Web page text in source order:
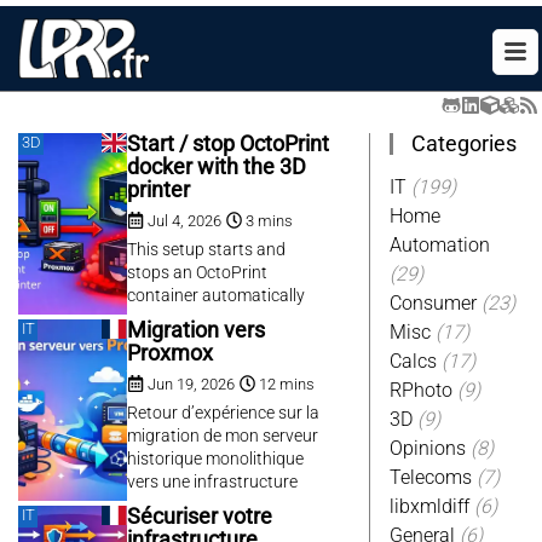
3D
Start / stop OctoPrint
docker with the 3D
printer
Jul 4, 2026 3 mins
This setup starts and
stops an OctoPrint
container automatically
when the 3D printer is
plugged in or unplugged. It
uses udev rules to detect
the USB device and a
Docker container named
octoprint.
IT
Migration vers
Proxmox
Jun 19, 2026 12 mins
Retour d’expérience sur la
migration de mon serveur
historique monolithique
vers une infrastructure
Proxmox et des
composants containerisés.
IT
Sécuriser votre
Categories
IT (199)
Home
Automation
(29)
Consumer (23)
Misc (17)
Calcs (17)
RPhoto (9)
3D (9)
Opinions (8)
Telecoms (7)
libxmldiff (6)
General (6)